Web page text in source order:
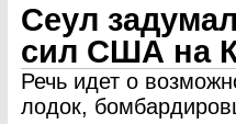
Сеул
сил США на
Речь идет о
лодок,